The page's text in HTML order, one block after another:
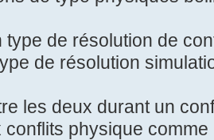
type de résolution de
de résolution
les deux durant un
physique